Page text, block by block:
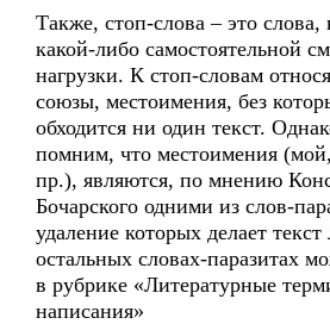
Также, стоп-слова – это
какой-либо самостоятельной
нагрузки. К стоп-словам
союзы, местоимения, без
обходится ни один текст.
помним, что местоимения
пр.), являются, по мнению
Бочарского одними из слов-
удаление которых делает
остальных словах-паразитах
в рубрике «Литературные
написания»